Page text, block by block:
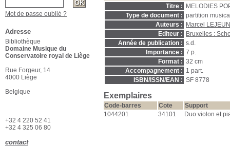
Titre :
MELODIES
Type de document : partition
Auteurs :
Marcel
Editeur :
Bruxelles :
Année de publication : s.d.
Importance : 7 p.
Format : 32 cm
Accompagnement : 1 part.
ISBN/ISSN/EAN : SF 8778
Exemplaires
Code-barres Cote
Support
1044201
34101 Duo violon et
Mot de passe oublié ?
Adresse
Bibliothèque
Domaine Musique du
Conservatoire royal de Liège
Rue Forgeur, 14
4000 Liège
Belgique
+32 4 220 52 41
+32 4 325 06 80
contact